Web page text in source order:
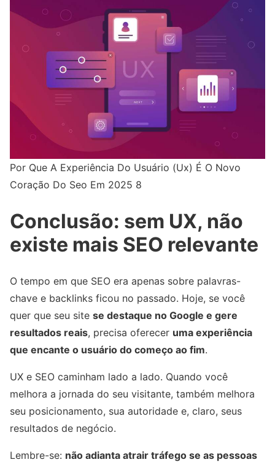
Por Que A Experiência Do Usuário (Ux) É O Novo
Coração Do Seo Em 2025 8
Conclusão: sem UX, não
existe mais SEO relevante
O tempo em que SEO era apenas sobre palavras-
chave e backlinks ficou no passado. Hoje, se você
quer que seu site se destaque no Google e gere
resultados reais, precisa oferecer uma experiência
que encante o usuário do começo ao fim.
UX e SEO caminham lado a lado. Quando você
melhora a jornada do seu visitante, também melhora
seu posicionamento, sua autoridade e, claro, seus
resultados de negócio.
Lembre-se: não adianta atrair tráfego se as pessoas